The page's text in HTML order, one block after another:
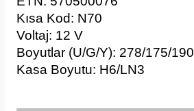
Kısa Kod: N70
Voltaj: 12 V
Boyutlar (U/G/Y): 278/175/190
Kasa Boyutu: H6/LN3